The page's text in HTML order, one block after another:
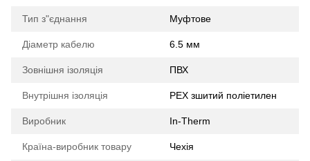
Тип з"єднання Муфтове
Діаметр кабелю 6.5 мм
Зовнішня ізоляція ПВХ
Внутрішня ізоляція PEX зшитий поліетилен
Виробник In-Therm
Країна-виробник товару Чехія